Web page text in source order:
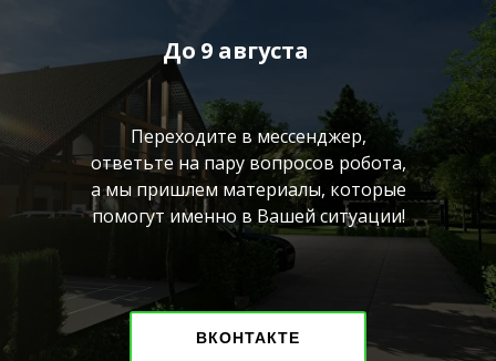
Переходите в мессенджер,
ответьте на пару вопросов робота,
а мы пришлем материалы, которые
помогут именно в Вашей ситуации!
ВКОНТАКТЕ
9 августа
До